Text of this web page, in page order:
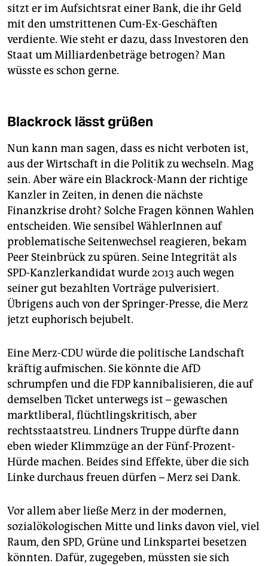
sitzt er im Aufsichtsrat einer Bank, die ihr Geld
mit den umstrittenen Cum-Ex-Geschäften
verdiente. Wie steht er dazu, dass Investoren den
Staat um Milliardenbeträge betrogen? Man
wüsste es schon gerne.
Blackrock lässt grüßen
Nun kann man sagen, dass es nicht verboten ist,
aus der Wirtschaft in die Politik zu wechseln. Mag
sein. Aber wäre ein Blackrock-Mann der richtige
Kanzler in Zeiten, in denen die nächste
Finanzkrise droht? Solche Fragen können Wahlen
entscheiden. Wie sensibel WählerInnen auf
problematische Seitenwechsel reagieren, bekam
Peer Steinbrück zu spüren. Seine Integrität als
SPD-Kanzlerkandidat wurde 2013 auch wegen
seiner gut bezahlten Vorträge pulverisiert.
Übrigens auch von der Springer-Presse, die Merz
jetzt euphorisch bejubelt.
Eine Merz-CDU würde die politische Landschaft
kräftig aufmischen. Sie könnte die AfD
schrumpfen und die FDP kannibalisieren, die auf
demselben Ticket unterwegs ist – gewaschen
marktliberal, flüchtlingskritisch, aber
rechtsstaatstreu. Lindners Truppe dürfte dann
eben wieder Klimmzüge an der Fünf-Prozent-
Hürde machen. Beides sind Effekte, über die sich
Linke durchaus freuen dürfen – Merz sei Dank.
Vor allem aber ließe Merz in der modernen,
sozialökologischen Mitte und links davon viel, viel
Raum, den SPD, Grüne und Linkspartei besetzen
könnten. Dafür, zugegeben, müssten sie sich